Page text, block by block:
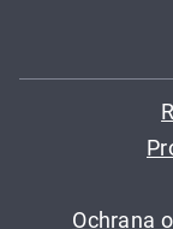
Ochrana